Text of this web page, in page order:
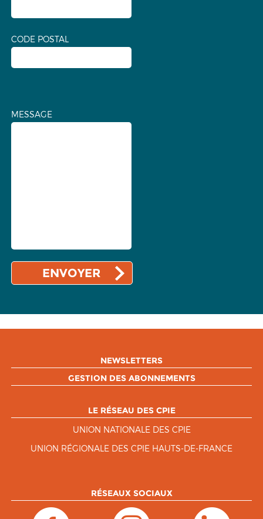
CODE POSTAL
MESSAGE
NEWSLETTERS
GESTION DES ABONNEMENTS
LE RÉSEAU DES CPIE
UNION NATIONALE DES CPIE
UNION RÉGIONALE DES CPIE HAUTS-DE-FRANCE
RÉSEAUX SOCIAUX